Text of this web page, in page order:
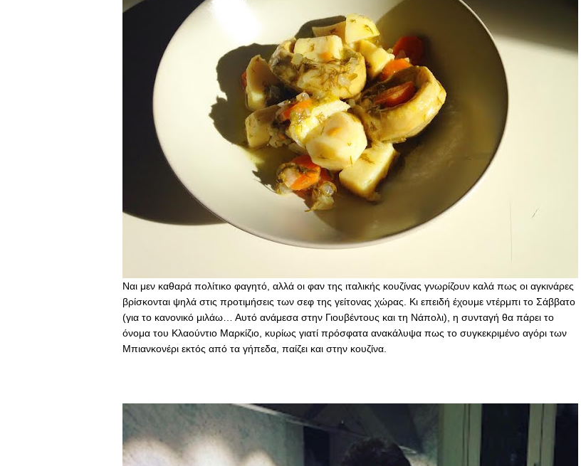
Ναι μεν καθαρά πολίτικο φαγητό, αλλά οι φαν της ιταλικής κουζίνας γνωρίζουν καλά πως οι αγκινάρες
βρίσκονται ψηλά στις προτιμήσεις των σεφ της γείτονας χώρας. Κι επειδή έχουμε ντέρμπι το Σάββατο
(για το κανονικό μιλάω… Αυτό ανάμεσα στην Γιουβέντους και τη Νάπολι), η συνταγή θα πάρει το
όνομα του Κλαούντιο Μαρκίζιο, κυρίως γιατί πρόσφατα ανακάλυψα πως το συγκεκριμένο αγόρι των
Μπιανκονέρι εκτός από τα γήπεδα, παίζει και στην κουζίνα.